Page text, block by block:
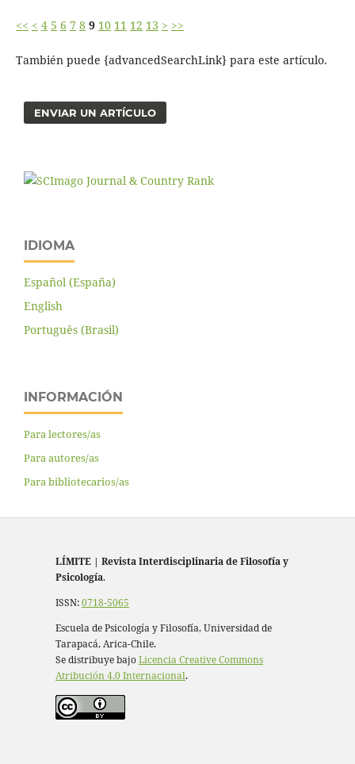
<< < 4 5 6 7 8 9 10 11 12 13 > >>
También puede {advancedSearchLink} para este artículo.
ENVIAR UN ARTÍCULO
IDIOMA
Español (España)
English
Português (Brasil)
INFORMACIÓN
Para lectores/as
Para autores/as
Para bibliotecarios/as
LÍMITE | Revista Interdisciplinaria de Filosofía y
Psicología.
ISSN:0718-5065
Escuela de Psicología y Filosofía, Universidad de
Tarapacá, Arica-Chile.
Se distribuye bajoLicencia Creative Commons
Atribución 4.0 Internacional.